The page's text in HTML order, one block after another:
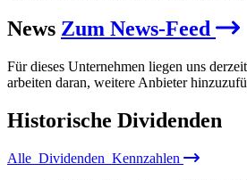
News Zum News-Feed
Für dieses Unternehmen liegen uns
arbeiten daran, weitere Anbieter
Historische Dividenden
Alle Dividenden Kennzahlen